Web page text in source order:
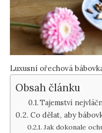
Luxusní ořechová
Obsah článku
Tajemství
Co dělat, aby
Jak dokonale ochutit hrníčkovou